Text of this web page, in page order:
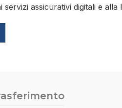
servizi assicurativi digitali e alla